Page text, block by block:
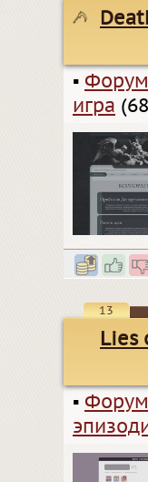
▪
игра
13
Lies
▪